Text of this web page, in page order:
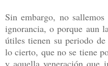
Sin embargo, no
ignorancia, o porque aun
útiles tienen su periodo
lo cierto, que no se tiene
y aquella veneración que